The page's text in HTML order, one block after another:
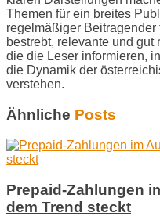
Themen für ein breites
regelmäßiger Beitragender
bestrebt, relevante und gut
die die Leser informieren,
die Dynamik der
verstehen.
Ähnliche Posts
Prepaid-Zahlungen
dem Trend steckt